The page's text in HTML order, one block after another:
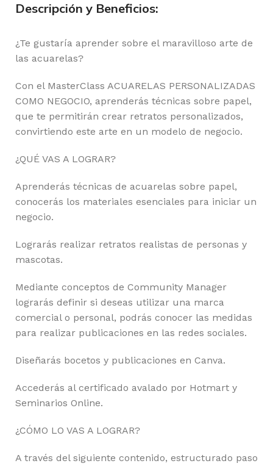
Descripción y Beneficios:
¿Te gustaría aprender sobre el maravilloso arte de
las acuarelas?
Con el MasterClass ACUARELAS PERSONALIZADAS
COMO NEGOCIO, aprenderás técnicas sobre papel,
que te permitirán crear retratos personalizados,
convirtiendo este arte en un modelo de negocio.
¿QUÉ VAS A LOGRAR?
Aprenderás técnicas de acuarelas sobre papel,
conocerás los materiales esenciales para iniciar un
negocio.
Lograrás realizar retratos realistas de personas y
mascotas.
Mediante conceptos de Community Manager
lograrás definir si deseas utilizar una marca
comercial o personal, podrás conocer las medidas
para realizar publicaciones en las redes sociales.
Diseñarás bocetos y publicaciones en Canva.
Accederás al certificado avalado por Hotmart y
Seminarios Online.
¿CÓMO LO VAS A LOGRAR?
A través del siguiente contenido, estructurado paso